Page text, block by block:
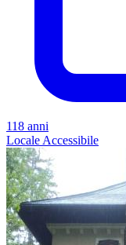
118 anni
Locale Accessibile